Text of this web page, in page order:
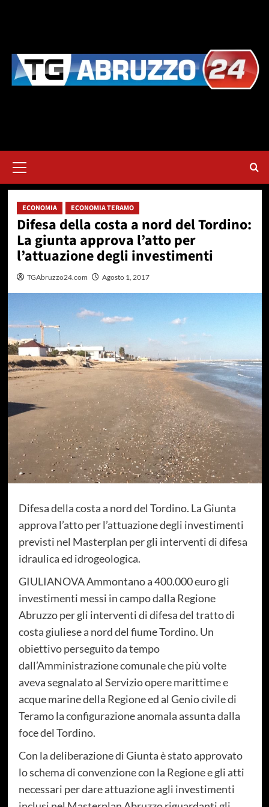
principale
ECONOMIA ECONOMIA TERAMO
Difesa della costa a nord del Tordino:
La giunta approva l’atto per
l’attuazione degli investimenti
TGAbruzzo24.com Agosto 1, 2017
Difesa della costa a nord del Tordino. La Giunta
approva l’atto per l’attuazione degli investimenti
previsti nel Masterplan per gli interventi di difesa
idraulica ed idrogeologica.
GIULIANOVA Ammontano a 400.000 euro gli
investimenti messi in campo dalla Regione
Abruzzo per gli interventi di difesa del tratto di
costa giuliese a nord del fiume Tordino. Un
obiettivo perseguito da tempo
dall’Amministrazione comunale che più volte
aveva segnalato al Servizio opere marittime e
acque marine della Regione ed al Genio civile di
Teramo la configurazione anomala assunta dalla
foce del Tordino.
Con la deliberazione di Giunta è stato approvato
lo schema di convenzione con la Regione e gli atti
necessari per dare attuazione agli investimenti